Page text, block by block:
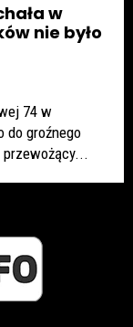
w
nie było
74 w
do groźnego